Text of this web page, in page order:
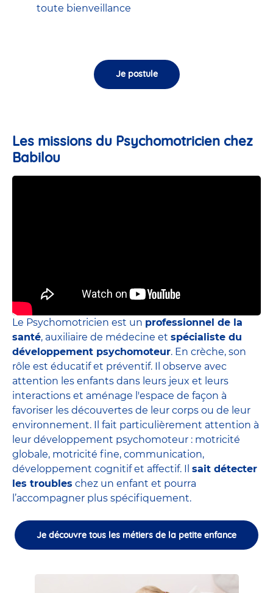
toute bienveillance
Je postule
Les missions du Psychomotricien chez
Babilou
Le Psychomotricien est un professionnel de la
santé, auxiliaire de médecine et spécialiste du
développement psychomoteur. En crèche, son
rôle est éducatif et préventif. Il observe avec
attention les enfants dans leurs jeux et leurs
interactions et aménage l'espace de façon à
favoriser les découvertes de leur corps ou de leur
environnement. Il fait particulièrement attention à
leur développement psychomoteur : motricité
globale, motricité fine, communication,
développement cognitif et affectif. Il sait détecter
les troubles chez un enfant et pourra
l’accompagner plus spécifiquement.
Je découvre tous les métiers de la petite enfance